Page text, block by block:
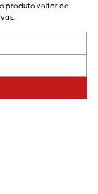
produto voltar ao